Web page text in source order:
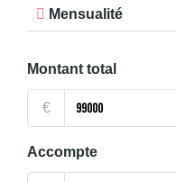
Mensualité
Montant total
€
Accompte